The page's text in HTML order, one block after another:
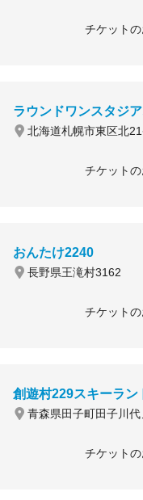
チケット
ラウンドワンスタジ
北海道札幌市東区北
チケット
おんたけ2240
長野県王滝村3162
チケット
創遊村229スキーラン
青森県田子町田子川
チケット